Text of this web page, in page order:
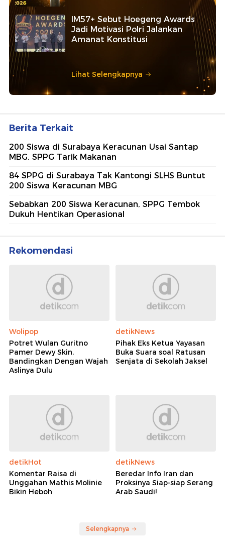
IM57+ Sebut Hoegeng Awards
Jadi Motivasi Polri Jalankan
Amanat Konstitusi
Lihat Selengkapnya
Berita Terkait
200 Siswa di Surabaya Keracunan Usai Santap
MBG, SPPG Tarik Makanan
84 SPPG di Surabaya Tak Kantongi SLHS Buntut
200 Siswa Keracunan MBG
Sebabkan 200 Siswa Keracunan, SPPG Tembok
Dukuh Hentikan Operasional
Rekomendasi
Wolipop
Potret Wulan Guritno
Pamer Dewy Skin,
Bandingkan Dengan Wajah
Aslinya Dulu
detikNews
Pihak Eks Ketua Yayasan
Buka Suara soal Ratusan
Senjata di Sekolah Jaksel
detikHot
Komentar Raisa di
Unggahan Mathis Molinie
Bikin Heboh
detikNews
Beredar Info Iran dan
Proksinya Siap-siap Serang
Arab Saudi!
Selengkapnya